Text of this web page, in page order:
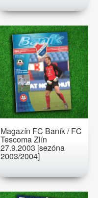
Magazín FC Baník / FC
Tescoma Zlín
27.9.2003 [sezóna
2003/2004]